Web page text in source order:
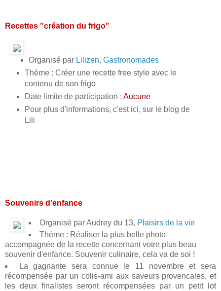
Recettes "création du frigo"
Organisé par Lilizen, Gastronomades
Thème : Créer une recette free style avec le
contenu de son frigo
Date limite de participation : Aucune
Pour plus d'informations, c'est ici, sur le blog de
Lili
Souvenirs d'enfance
Organisé par Audrey du 13, Plaisirs de la vie
Thème : Réaliser la plus belle photo
accompagnée de la recette concernant votre plus beau
souvenir d'enfance. Souvenir culinaire, cela va de soi !
La gagnante sera connue le 11 novembre et sera
récompensée par un colis-ami aux saveurs provencales, et
les deux finalistes seront récompensées par un petit lot